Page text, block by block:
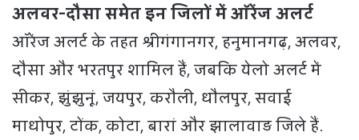
अलवर-दौसा समेत इन जिलों में ऑरेंज अलर्ट
ऑरेंज अलर्ट के तहत श्रीगंगानगर, हनुमानगढ़, अलवर,
दौसा और भरतपुर शामिल हैं, जबकि येलो अलर्ट में
सीकर, झुंझुनूं, जयपुर, करौली, धौलपुर, सवाई
माधोपुर, टोंक, कोटा, बारां और झालावाड़ जिले हैं.